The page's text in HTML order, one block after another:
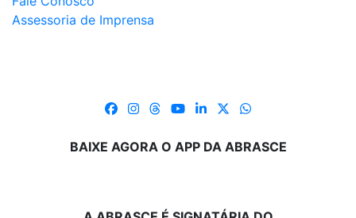
Assessoria de Imprensa
BAIXE AGORA O APP DA ABRASCE